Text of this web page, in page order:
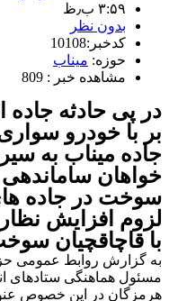
۳:۵۹ ب٫ظ
بدون نظر
کدخبر:10108
حوزه: میناب
مشاهده خبر : 809
در پی حادثه
جاده میناب به
خواهان
سوخت در جاده
لزوم افزایش
با قاچاقچیان
به گزارش روابط عمومی
مسئول هماهنگی ستادهای
هرمزگان در این خصوص